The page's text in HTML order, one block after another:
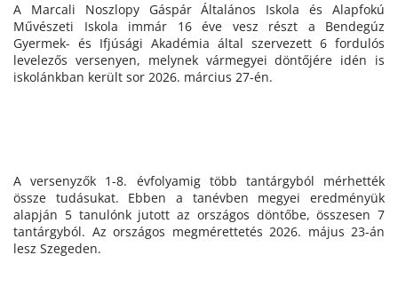
A Marcali Noszlopy Gáspár Általános Iskola és Alapfokú
Művészeti Iskola immár 16 éve vesz részt a Bendegúz
Gyermek- és Ifjúsági Akadémia által szervezett 6 fordulós
levelezős versenyen, melynek vármegyei döntőjére idén is
iskolánkban került sor 2026. március 27-én.
A versenyzők 1-8. évfolyamig több tantárgyból mérhették
össze tudásukat. Ebben a tanévben megyei eredményük
alapján 5 tanulónk jutott az országos döntőbe, összesen 7
tantárgyból. Az országos megmérettetés 2026. május 23-án
lesz Szegeden.